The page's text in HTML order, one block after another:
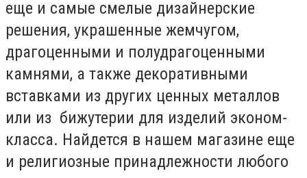
еще и самые смелые дизайнерские
решения, украшенные жемчугом,
драгоценными и полудрагоценными
камнями, а также декоративными
вставками из других ценных металлов
или из бижутерии для изделий эконом-
класса. Найдется в нашем магазине еще
и религиозные принадлежности любого